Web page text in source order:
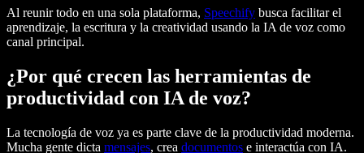
Al reunir todo en una sola plataforma, Speechify busca facilitar el
aprendizaje, la escritura y la creatividad usando la IA de voz como
canal principal.
¿Por qué crecen las herramientas de
productividad con IA de voz?
La tecnología de voz ya es parte clave de la productividad moderna.
Mucha gente dicta mensajes, crea documentos e interactúa con IA.